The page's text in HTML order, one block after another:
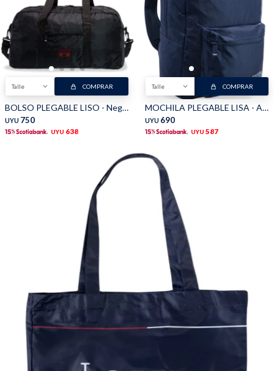
Talle COMPRAR
BOLSO PLEGABLE LISO - Negro
UYU 750
UYU 638
Talle COMPRAR
MOCHILA PLEGABLE LISA - Azul
UYU 690
UYU 587